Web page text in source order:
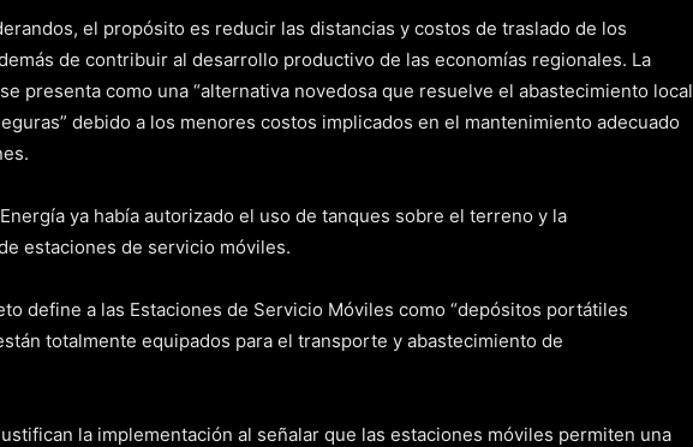
el propósito es reducir las distancias y costos de traslado de los
de contribuir al desarrollo productivo de las economías regionales. La
presenta como una “alternativa novedosa que resuelve el abastecimiento local
debido a los menores costos implicados en el mantenimiento adecuado
ya había autorizado el uso de tanques sobre el terreno y la
estaciones de servicio móviles.
define a las Estaciones de Servicio Móviles como “depósitos portátiles
totalmente equipados para el transporte y abastecimiento de
la implementación al señalar que las estaciones móviles permiten una